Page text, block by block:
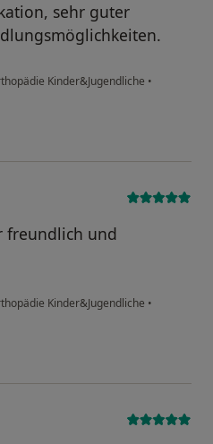
sehr guter
Kinder&Jugendliche •
freundlich und
Kinder&Jugendliche •